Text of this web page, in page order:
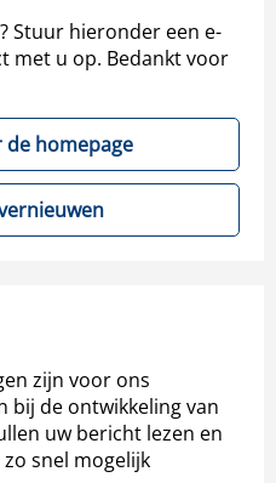
Stuur hieronder een e-
met u op. Bedankt voor
de homepage
zijn voor ons
bij de ontwikkeling van
uw bericht lezen en
snel mogelijk